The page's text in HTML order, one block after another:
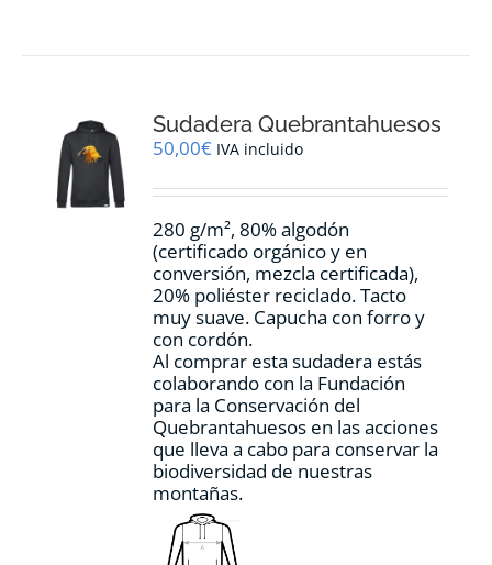
se
pueden
en
página
de
producto
Sudadera Quebrantahuesos
50,00€ IVA incluido
280 g/m², 80% algodón
(certificado orgánico y en
conversión, mezcla certificada),
20% poliéster reciclado. Tacto
muy suave. Capucha con forro y
con cordón.
Al comprar esta sudadera estás
colaborando con la Fundación
para la Conservación del
Quebrantahuesos en las acciones
que lleva a cabo para conservar la
biodiversidad de nuestras
montañas.